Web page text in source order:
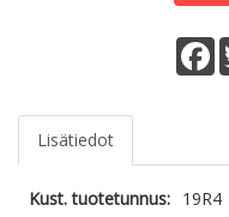
Lisätiedot
Kust. tuotetunnus: 19R4